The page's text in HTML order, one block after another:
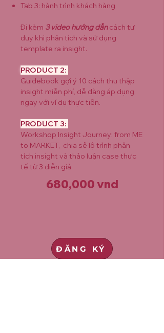
Tab 3: hành trình khách hàng
Đi kèm 3 video hướng dẫncách tư
duy khi phân tích và sử dụng
template ra insight.
PRODUCT 2:
​Guidebook gợi ý 10 cách thu thập
insight miễn phí, dễ dàng áp dụng
ngay với ví dụ thực tiễn.
PRODUCT 3:
Workshop Insight Journey: from ME
to MARKET, chia sẻ lộ trình phân
tích insight và thảo luận case thực
tế từ 3 diễn giả
680,000 vnd
ĐĂNG KÝ